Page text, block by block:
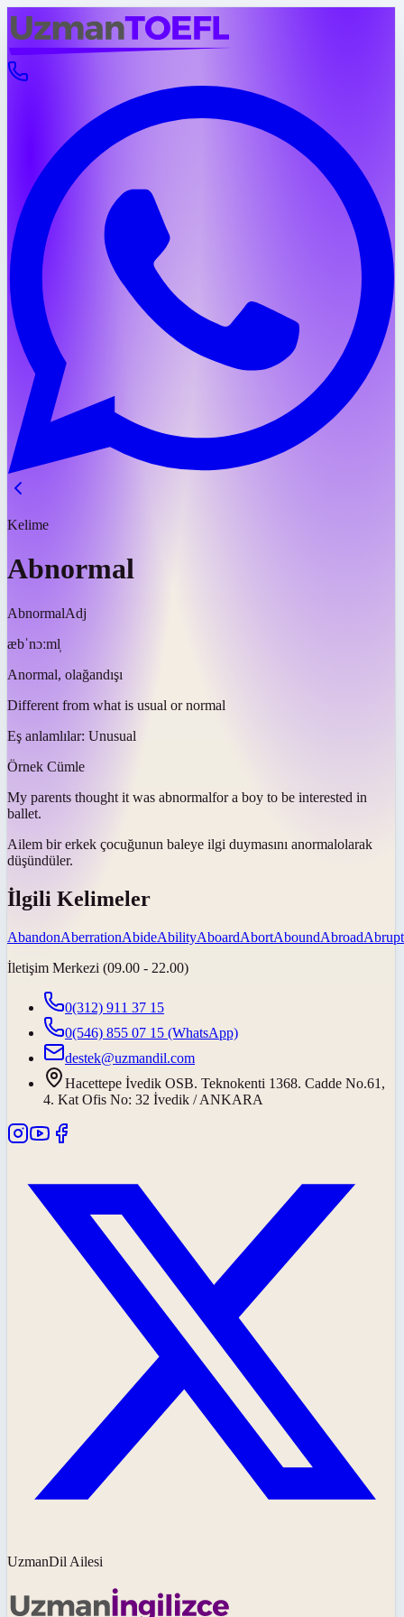
Kelime
Abnormal
AbnormalAdj
æbˈnɔːml̩
Anormal, olağandışı
Different from what is usual or normal
Eş anlamlılar: Unusual
Örnek Cümle
My parents thought it was abnormalfor a boy to be interested in
ballet.
Ailem bir erkek çocuğunun baleye ilgi duymasını anormalolarak
düşündüler.
İlgili Kelimeler
AbandonAberrationAbideAbilityAboardAbortAboundAbroad
İletişim Merkezi (09.00 - 22.00)
0(312) 911 37 15
0(546) 855 07 15 (WhatsApp)
destek@uzmandil.com
Hacettepe İvedik OSB. Teknokenti 1368. Cadde No.61,
4. Kat Ofis No: 32 İvedik / ANKARA
UzmanDil Ailesi